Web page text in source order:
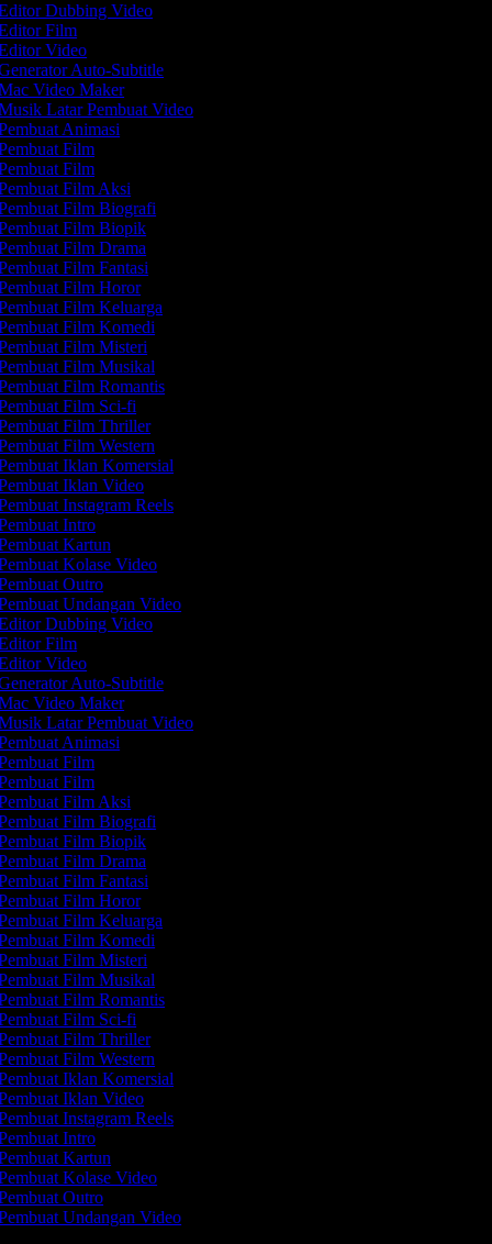
Dubbing Video
Film
Video
Auto-Subtitle
Video Maker
Latar Pembuat Video
Animasi
Film
Film
Film Aksi
Film Biografi
Film Biopik
Film Drama
Film Fantasi
Film Horor
Film Keluarga
Film Komedi
Film Misteri
Film Musikal
Film Romantis
Film Sci-fi
Film Thriller
Film Western
Iklan Komersial
Iklan Video
Instagram Reels
Intro
Kartun
Kolase Video
Outro
Undangan Video
Dubbing Video
Film
Video
Auto-Subtitle
Video Maker
Latar Pembuat Video
Animasi
Film
Film
Film Aksi
Film Biografi
Film Biopik
Film Drama
Film Fantasi
Film Horor
Film Keluarga
Film Komedi
Film Misteri
Film Musikal
Film Romantis
Film Sci-fi
Film Thriller
Film Western
Iklan Komersial
Iklan Video
Instagram Reels
Intro
Kartun
Kolase Video
Outro
Undangan Video